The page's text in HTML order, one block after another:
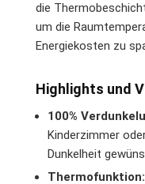
die
um die
Energiekosten zu
Highlights und
100%
Kinderzimmer
Dunkelheit
Thermofunktion: